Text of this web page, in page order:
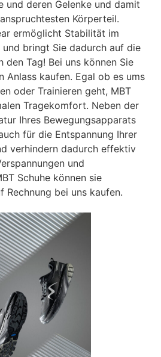
und deren Gelenke und damit
Körperteil.
ermöglicht Stabilität im
und bringt Sie dadurch auf die
Tag! Bei uns können Sie
Anlass kaufen. Egal ob es ums
oder Trainieren geht, MBT
Tragekomfort. Neben der
Ihres Bewegungsapparats
für die Entspannung Ihrer
verhindern dadurch effektiv
und
Schuhe können sie
Rechnung bei uns kaufen.